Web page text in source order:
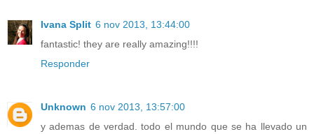
Ivana Split 6 nov 2013, 13:44:00
fantastic! they are really amazing!!!!
Responder
Unknown 6 nov 2013, 13:57:00
y ademas de verdad. todo el mundo que se ha llevado un